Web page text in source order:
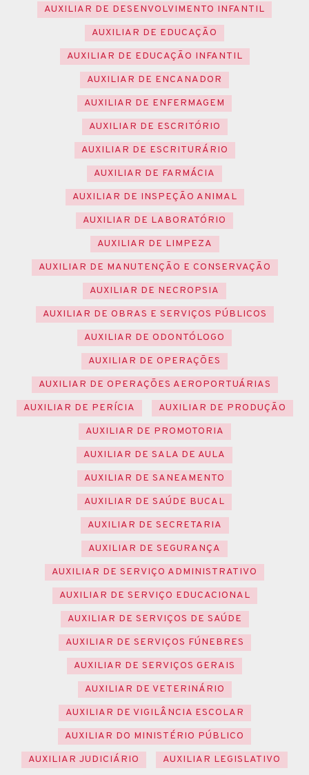
AUXILIAR DE DESENVOLVIMENTO INFANTIL
AUXILIAR DE EDUCAÇÃO
AUXILIAR DE EDUCAÇÃO INFANTIL
AUXILIAR DE ENCANADOR
AUXILIAR DE ENFERMAGEM
AUXILIAR DE ESCRITÓRIO
AUXILIAR DE ESCRITURÁRIO
AUXILIAR DE FARMÁCIA
AUXILIAR DE INSPEÇÃO ANIMAL
AUXILIAR DE LABORATÓRIO
AUXILIAR DE LIMPEZA
AUXILIAR DE MANUTENÇÃO E CONSERVAÇÃO
AUXILIAR DE NECROPSIA
AUXILIAR DE OBRAS E SERVIÇOS PÚBLICOS
AUXILIAR DE ODONTÓLOGO
AUXILIAR DE OPERAÇÕES
AUXILIAR DE OPERAÇÕES AEROPORTUÁRIAS
AUXILIAR DE PERÍCIA
AUXILIAR DE PRODUÇÃO
AUXILIAR DE PROMOTORIA
AUXILIAR DE SALA DE AULA
AUXILIAR DE SANEAMENTO
AUXILIAR DE SAÚDE BUCAL
AUXILIAR DE SECRETARIA
AUXILIAR DE SEGURANÇA
AUXILIAR DE SERVIÇO ADMINISTRATIVO
AUXILIAR DE SERVIÇO EDUCACIONAL
AUXILIAR DE SERVIÇOS DE SAÚDE
AUXILIAR DE SERVIÇOS FÚNEBRES
AUXILIAR DE SERVIÇOS GERAIS
AUXILIAR DE VETERINÁRIO
AUXILIAR DE VIGILÂNCIA ESCOLAR
AUXILIAR DO MINISTÉRIO PÚBLICO
AUXILIAR JUDICIÁRIO
AUXILIAR LEGISLATIVO